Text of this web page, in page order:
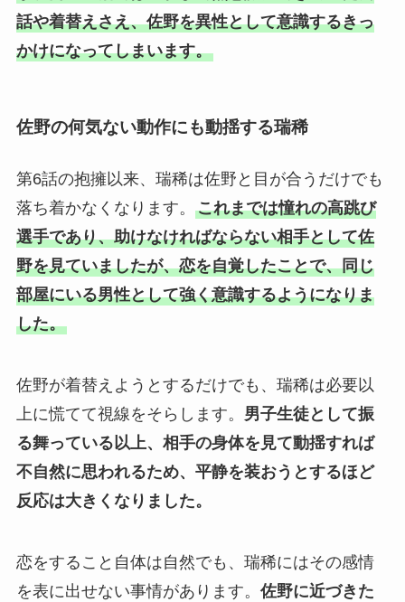
話や着替えさえ、佐野を異性として意識するきっ
かけになってしまいます。
佐野の何気ない動作にも動揺する瑞稀
第6話の抱擁以来、瑞稀は佐野と目が合うだけでも
落ち着かなくなります。 これまでは憧れの高跳び
選手であり、助けなければならない相手として佐
野を見ていましたが、恋を自覚したことで、同じ
部屋にいる男性として強く意識するようになりま
した。
佐野が着替えようとするだけでも、瑞稀は必要以
上に慌てて視線をそらします。 男子生徒として振
る舞っている以上、相手の身体を見て動揺すれば
不自然に思われるため、平静を装おうとするほど
反応は大きくなりました。
恋をすること自体は自然でも、瑞稀にはその感情
を表に出せない事情があります。 佐野に近づきた